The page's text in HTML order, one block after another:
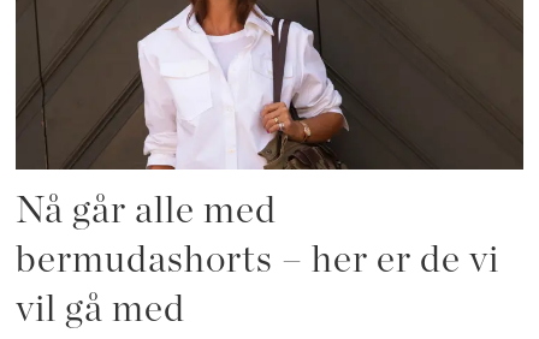
Nå går alle med
bermudashorts – her er de vi
vil gå med